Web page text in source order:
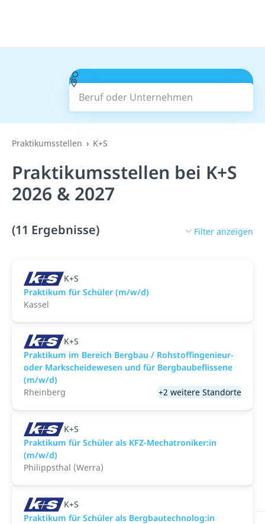
Beruf oder Unternehmen
Suchen
Praktikumsstellen K+S
Praktikumsstellen bei K+S
2026 & 2027
(11 Ergebnisse) Filter anzeigen
K+S
Praktikum für Schüler (m/w/d)
Kassel
K+S
Praktikum im Bereich Bergbau / Rohstoffingenieur-
oder Markscheidewesen und für Bergbaubeflissene
(m/w/d)
Rheinberg
+2 weitere Standorte
K+S
Praktikum für Schüler als KFZ-Mechatroniker:in
(m/w/d)
Philippsthal (Werra)
K+S
Praktikum für Schüler als Bergbautechnolog:in